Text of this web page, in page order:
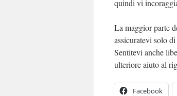
quindi vi
La maggior parte
assicuratevi solo di
Sentitevi anche
ulteriore aiuto al
Facebook